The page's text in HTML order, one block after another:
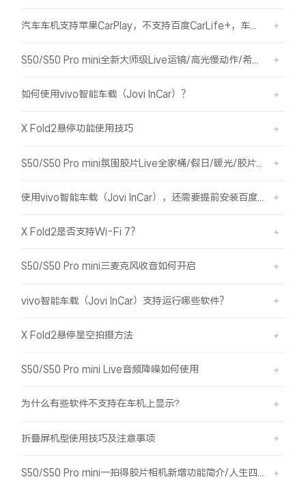
如何使用vivo智能车载（Jovi InCar）？
X Fold2悬停功能使用技巧
X Fold2是否支持Wi-Fi 7？
S50/S50 Pro mini三麦克风收音如何开启
vivo智能车载（Jovi InCar）支持运行哪些软件？
X Fold2悬停星空拍摄方法
S50/S50 Pro mini Live音频降噪如何使用
为什么有些软件不支持在车机上显示?
折叠屏机型使用技巧及注意事项